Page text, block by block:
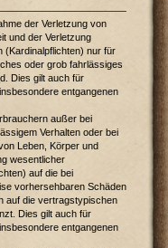
der Verletzung von
und der Verletzung
(Kardinalpflichten) nur für
oder grob fahrlässiges
Dies gilt auch für
entgangenen
außer bei
Verhalten oder bei
Leben, Körper und
wesentlicher
auf die bei
vorhersehbaren Schäden
auf die vertragstypischen
Dies gilt auch für
entgangenen